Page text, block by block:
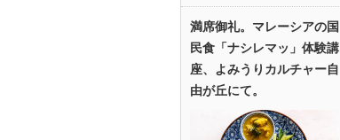
満席御礼。マレーシアの国
民食「ナシレマッ」体験講
座、よみうりカルチャー自
由が丘にて。